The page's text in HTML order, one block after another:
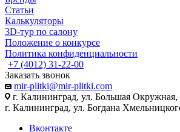
Статьи
Калькуляторы
3D-тур по салону
Положение о конкурсе
Политика конфиденциальности
+7 (4012) 31-22-00
Заказать звонок
mir-plitki@mir-plitki.com
г. Калининград, ул. Большая Окружная,
г. Калининград, ул. Богдана
Вконтакте